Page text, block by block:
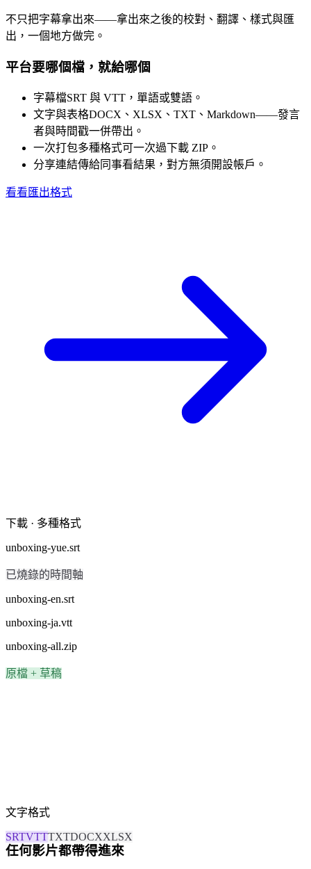
不只把字幕拿出來——拿出來之後的校對、翻譯、樣式與匯
出，一個地方做完。
平台要哪個檔，就給哪個
字幕檔SRT 與 VTT，單語或雙語。
文字與表格DOCX、XLSX、TXT、Markdown——發言
者與時間戳一併帶出。
一次打包多種格式可一次過下載 ZIP。
分享連結傳給同事看結果，對方無須開設帳戶。
看看匯出格式
下載 · 多種格式
unboxing-yue.srt
已燒錄的時間軸
unboxing-en.srt
unboxing-ja.vtt
unboxing-all.zip
原檔 + 草稿
文字格式
SRTVTTTXTDOCXXLSX
任何影片都帶得進來